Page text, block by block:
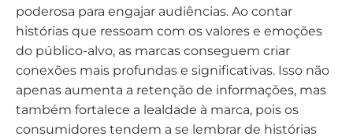
poderosa para engajar audiências. Ao contar
histórias que ressoam com os valores e emoções
do público-alvo, as marcas conseguem criar
conexões mais profundas e significativas. Isso não
apenas aumenta a retenção de informações, mas
também fortalece a lealdade à marca, pois os
consumidores tendem a se lembrar de histórias